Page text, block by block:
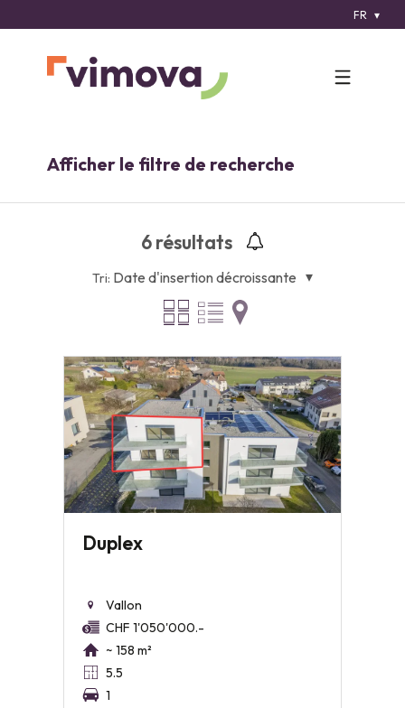
FR
Afficher le filtre de recherche
6résultats
Tri: Date d'insertion décroissante
Duplex
Vallon
CHF 1'050'000.-
~ 158 m²
5.5
1